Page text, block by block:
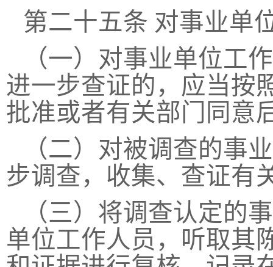
第二十五条 对事业单
（一）对事业单位工
进一步查证的，应当按
批准或者有关部门同意
（二）对被调查的事
步调查，收集、查证有
（三）将调查认定的
单位工作人员，听取其